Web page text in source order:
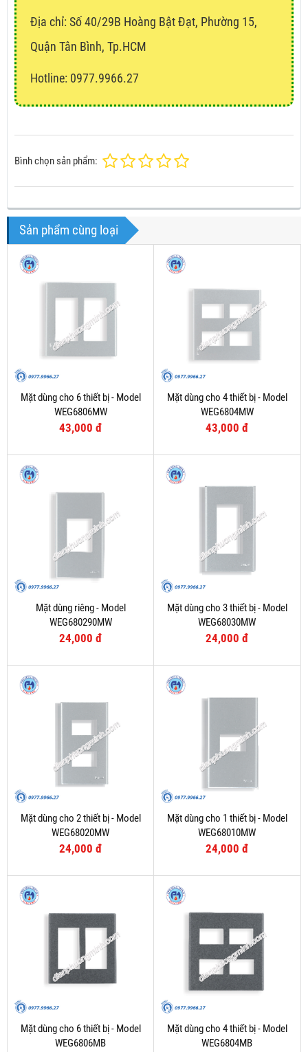
Địa chỉ: Số 40/29B Hoàng Bật Đạt, Phường 15,
Quận Tân Bình, Tp.HCM
Hotline: 0977.9966.27
Bình chọn sản phẩm:
Sản phẩm cùng loại
Mặt dùng cho 6 thiết bị - Model
WEG6806MW
43,000 đ
Mặt dùng cho 4 thiết bị - Model
WEG6804MW
43,000 đ
Mặt dùng riêng - Model
WEG680290MW
24,000 đ
Mặt dùng cho 3 thiết bị - Model
WEG68030MW
24,000 đ
Mặt dùng cho 2 thiết bị - Model
WEG68020MW
24,000 đ
Mặt dùng cho 1 thiết bị - Model
WEG68010MW
24,000 đ
Mặt dùng cho 6 thiết bị - Model
WEG6806MB
Mặt dùng cho 4 thiết bị - Model
WEG6804MB